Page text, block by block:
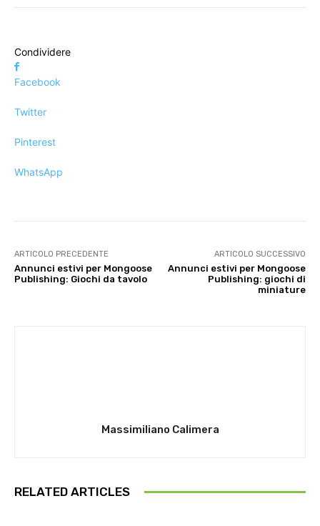
Condividere
Facebook
Twitter
Pinterest
WhatsApp
ARTICOLO PRECEDENTE
Annunci estivi per Mongoose
Publishing: Giochi da tavolo
ARTICOLO SUCCESSIVO
Annunci estivi per Mongoose
Publishing: giochi di
miniature
Massimiliano Calimera
RELATED ARTICLES